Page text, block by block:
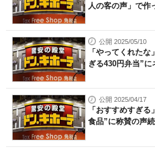
人の客の声」で作
公開 2025/05/10
「やってくれた
ぎる430円弁当”
公開 2025/04/17
「おすすめすぎ
食品”に称賛の声